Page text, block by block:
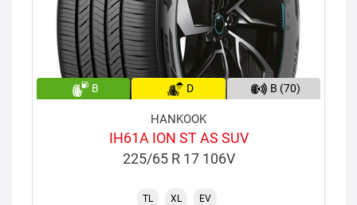
B D B (70)
HANKOOK
IH61A ION ST AS SUV
225/65 R 17 106V
TL XL EV